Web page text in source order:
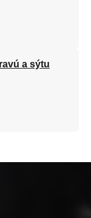
a sýtu